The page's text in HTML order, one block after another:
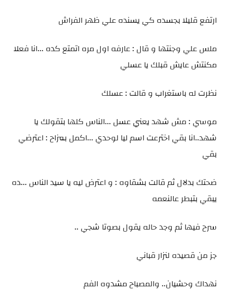
ارتفع قليلا بجسده كي يسنده علي ظهر الفراش
ملس علي وجنتها و قال : عارفه اول مره اتمتع كده ...انا فعلا
مكنتش عايش قبلك يا عسلي
نظرت له باستغراب و قالت : عسلك
موسي : مش شهد يعني عسل ...الناس كلها بتقولك يا
شهد..انا بقي اخترعت اسم ليا لوحدي ...اكمل بمزاح : اعترضي
بقي
ضحتك بدلال ثم قالت بشقاوه : و اعترض ليه يا سيد الناس ...ده
يبقي بتبطر عالنعمه
سرح فيها ثم وجد حاله يقول بصوتا شجي ..
جز من قصيده لنزار قباني
نهداك وحشيان.. والمصباح مشدوه الفم